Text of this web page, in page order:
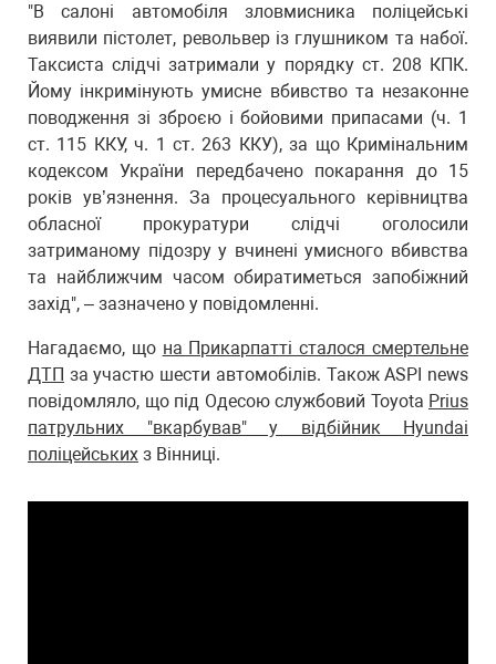
"В салоні автомобіля зловмисника поліцейські
виявили пістолет, револьвер із глушником та набої.
Таксиста слідчі затримали у порядку ст. 208 КПК.
Йому інкримінують умисне вбивство та незаконне
поводження зі зброєю і бойовими припасами (ч. 1
ст. 115 ККУ, ч. 1 ст. 263 ККУ), за що Кримінальним
кодексом України передбачено покарання до 15
років ув’язнення. За процесуального керівництва
обласної прокуратури слідчі оголосили
затриманому підозру у вчинені умисного вбивства
та найближчим часом обиратиметься запобіжний
захід", – зазначено у повідомленні.
Нагадаємо, що на Прикарпатті сталося смертельне
ДТП за участю шести автомобілів. Також ASPI news
повідомляло, що під Одесою службовий Toyota Prius
патрульних "вкарбував" у відбійник Hyundai
поліцейських з Вінниці.